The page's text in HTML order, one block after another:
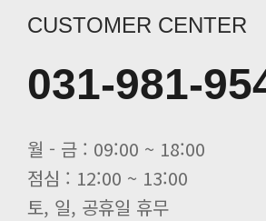
CUSTOMER CENTER
031-981-
월 - 금 : 09:00 ~ 18:00
점심 : 12:00 ~ 13:00
토, 일, 공휴일 휴무